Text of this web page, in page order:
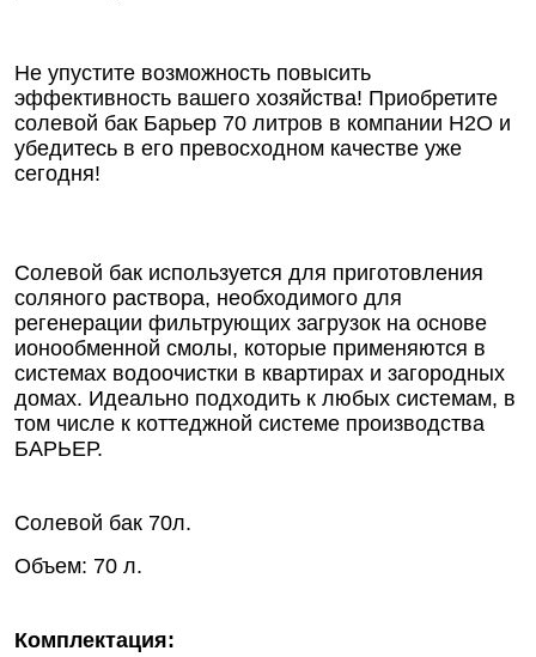
Не упустите возможность повысить
эффективность вашего хозяйства! Приобретите
солевой бак Барьер 70 литров в компании Н2О и
убедитесь в его превосходном качестве уже
сегодня!
Солевой бак используется для приготовления
соляного раствора, необходимого для
регенерации фильтрующих загрузок на основе
ионообменной смолы, которые применяются в
системах водоочистки в квартирах и загородных
домах. Идеально подходить к любых системам, в
том числе к коттеджной системе производства
БАРЬЕР.
Солевой бак 70л.
Объем: 70 л.
Комплектация: